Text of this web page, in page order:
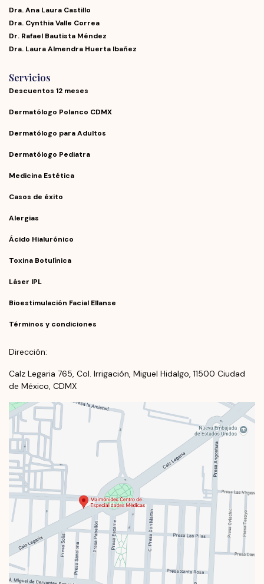
Dra. Ana Laura Castillo
Dra. Cynthia Valle Correa
Dr. Rafael Bautista Méndez
Dra. Laura Almendra Huerta Ibañez
Servicios
Descuentos 12 meses
Dermatólogo Polanco CDMX
Dermatólogo para Adultos
Dermatólogo Pediatra
Medicina Estética
Casos de éxito
Alergias
Ácido Hialurónico
Toxina Botulínica
Láser IPL
Bioestimulación Facial Ellanse
Términos y condiciones
Dirección:
Calz Legaria 765, Col. Irrigación, Miguel Hidalgo, 11500 Ciudad
de México, CDMX